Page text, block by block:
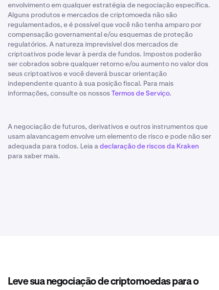
envolvimento em qualquer estratégia de negociação específica.
Alguns produtos e mercados de criptomoeda não são
regulamentados, e é possível que você não tenha amparo por
compensação governamental e/ou esquemas de proteção
regulatórios. A natureza imprevisível dos mercados de
criptoativos pode levar à perda de fundos. Impostos poderão
ser cobrados sobre qualquer retorno e/ou aumento no valor dos
seus criptoativos e você deverá buscar orientação
independente quanto à sua posição fiscal. Para mais
informações, consulte os nossosTermos de Serviço.
A negociação de futuros, derivativos e outros instrumentos que
usam alavancagem envolve um elemento de risco e pode não ser
adequada para todos. Leia adeclaração de riscos da Kraken
para saber mais.
Leve sua negociação de criptomoedas para o